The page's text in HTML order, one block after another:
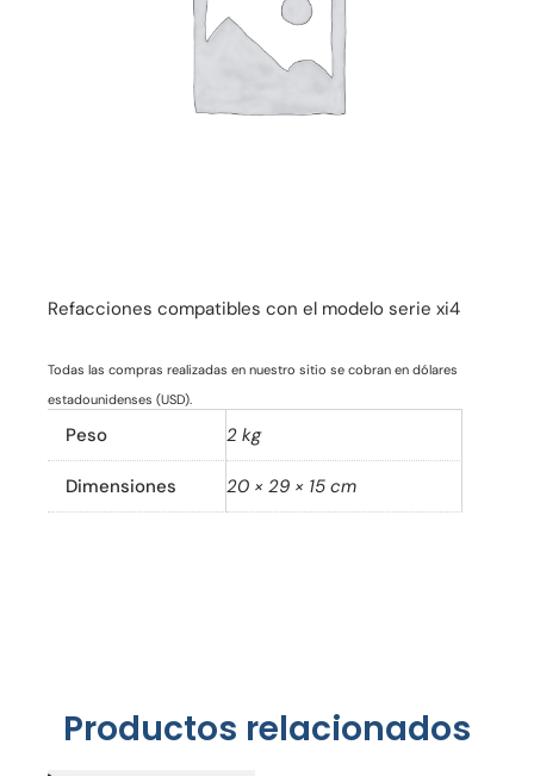
Refacciones compatibles con el modelo serie xi4
Todas las compras realizadas en nuestro sitio se cobran en dólares
estadounidenses (USD).
Peso 2 kg
Dimensiones 20 × 29 × 15 cm
Productos relacionados